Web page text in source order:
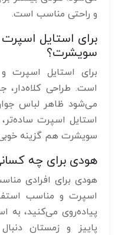
و راحتی مناسب است.
برای استایل
سویشرت؟
برای استایل اسپرت
است. طراحی
می‌شود ظاهر لباس
استایل اسپرت
سویشرت هم گزینه
هودی برای چه
هودی برای افرادی
اسپرت و مناسب
پیاده‌روی می‌کنید، به
پاییز و زمستان